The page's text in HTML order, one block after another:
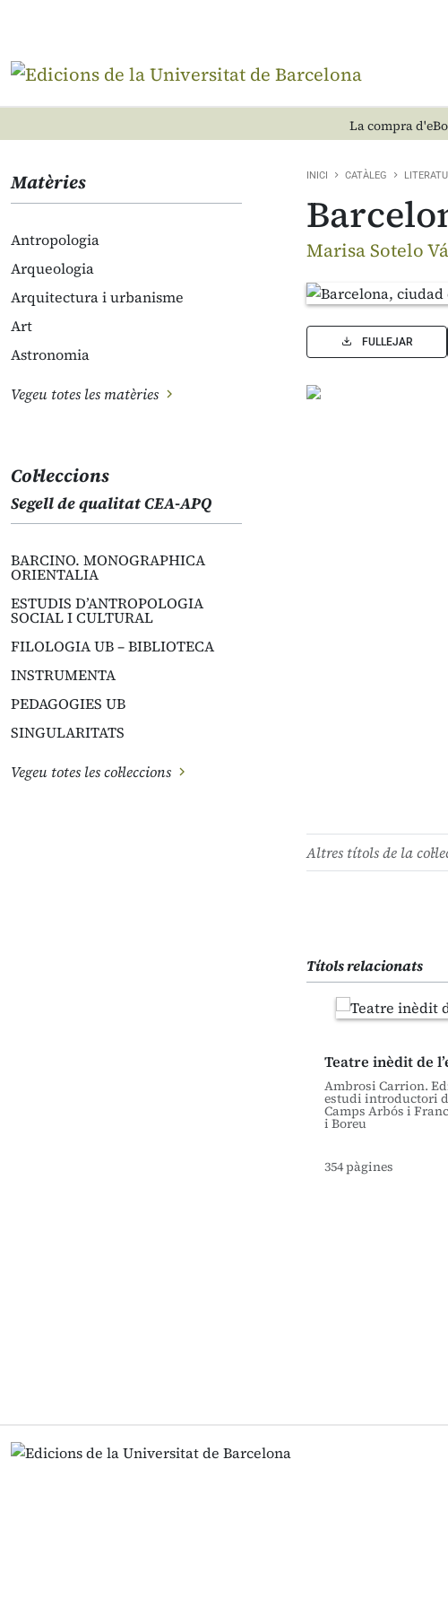
La compra
Matèries
Antropologia
Arqueologia
Arquitectura i urbanisme
Art
Astronomia
Vegeu totes les matèries
Col·leccions
Segell de qualitat CEA-APQ
BARCINO. MONOGRAPHICA
ORIENTALIA
ESTUDIS D’ANTROPOLOGIA
SOCIAL I CULTURAL
FILOLOGIA UB – BIBLIOTECA
INSTRUMENTA
PEDAGOGIES UB
SINGULARITATS
Vegeu totes les col·leccions
INICI CATÀLEG
Marisa Sotelo
FULLEJAR
Altres títols de la
Títols relacionats
Teatre inèdit de
Ambrosi Carrion.
estudi introductori
Camps Arbós i
i Boreu
354 pàgines